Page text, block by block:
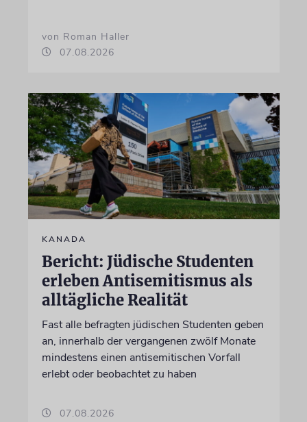
von Roman Haller
07.08.2026
KANADA
Bericht: Jüdische Studenten
erleben Antisemitismus als
alltägliche Realität
Fast alle befragten jüdischen Studenten geben
an, innerhalb der vergangenen zwölf Monate
mindestens einen antisemitischen Vorfall
erlebt oder beobachtet zu haben
07.08.2026